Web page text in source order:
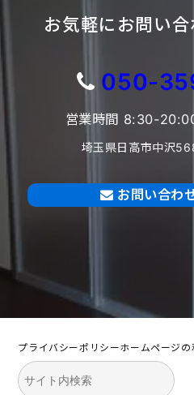
お気軽にお問い合
050-
営業時間 8:30-
埼玉県日高市中沢
お問い合わ
プライバシーポリシーホームページ
検